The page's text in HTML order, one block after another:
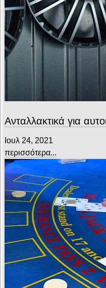
Ανταλλακτικά για
Ιουλ 24, 2021
περισσότερα...